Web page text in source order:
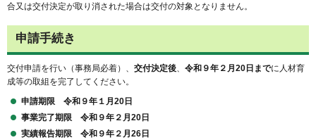
合又は交付決定が取り消された場合は交付の対象となりません。
申請手続き
交付申請を行い（事務局必着）、 交付決定後、 令和９年２月20日までに人材育
成等の取組を完了してください。
申請期限 令和９年１月20日
事業完了期限 令和９年２月20日
実績報告期限 令和９年２月26日